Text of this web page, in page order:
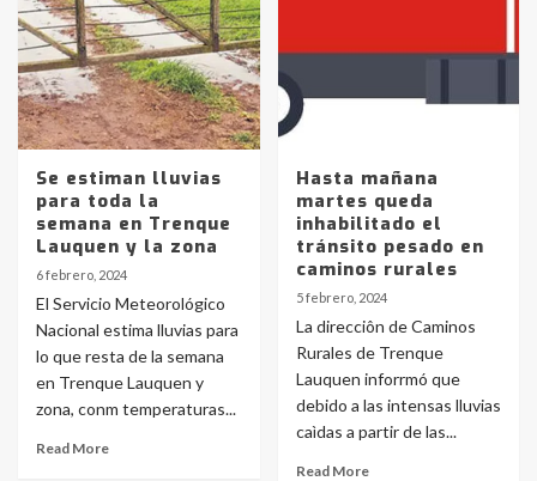
Se estiman lluvias
para toda la
semana en Trenque
Lauquen y la zona
6 febrero, 2024
El Servicio Meteorológico
Nacional estima lluvias para
lo que resta de la semana
en Trenque Lauquen y
zona, conm temperaturas...
Read More
Hasta mañana
martes queda
inhabilitado el
tránsito pesado en
caminos rurales
5 febrero, 2024
La direcciôn de Caminos
Rurales de Trenque
Lauquen inforrmó que
debido a las intensas lluvias
caìdas a partir de las...
Read More